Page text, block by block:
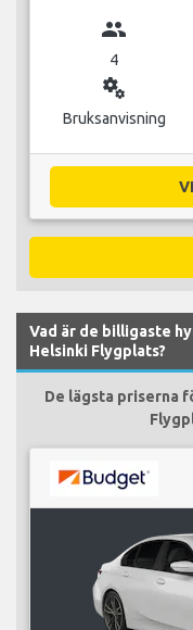
group
4
miscellaneous_services
Bruksanvisning
Vad är de billigaste
Helsinki Flygplats?
De lägsta priserna